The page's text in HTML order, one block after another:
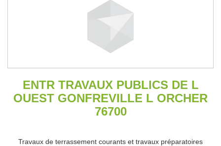
ENTR TRAVAUX PUBLICS DE L
OUEST GONFREVILLE L ORCHER
76700
Travaux de terrassement courants et travaux préparatoires